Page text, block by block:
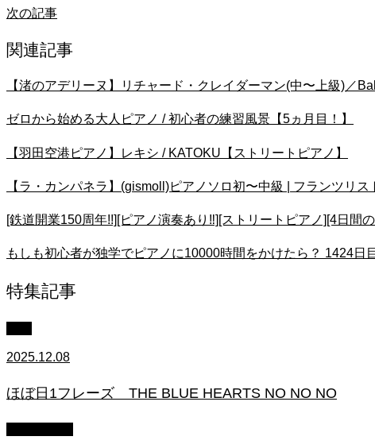
次の記事
関連記事
【渚のアデリーヌ】リチャード・クレイダーマン(中〜上級)／
ゼロから始める大人ピアノ / 初心者の練習風景【5ヵ月目！】
【羽田空港ピアノ】レキシ / KATOKU【ストリートピアノ】
【ラ・カンパネラ】(gismoll)ピアノソロ初〜中級 | フランツリ
[鉄道開業150周年!!][ピアノ演奏あり‼︎][ストリートピアノ][4日
もしも初心者が独学でピアノに10000時間をかけたら？ 1424日
特集記事
2025.12.08
ほぼ日1フレーズ THE BLUE HEARTS NO NO NO